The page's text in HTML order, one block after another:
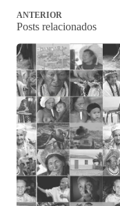
ANTERIOR
Posts relacionados